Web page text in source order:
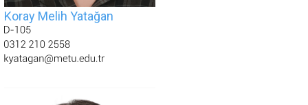
Koray Melih Yatağan